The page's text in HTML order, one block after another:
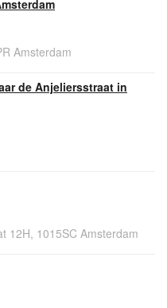
Amsterdam
de Anjeliersstraat in
12H, 1015SC Amsterdam